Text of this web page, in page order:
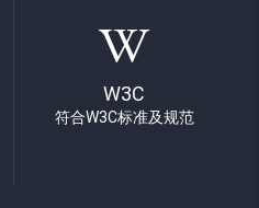
W3C
符合W3C标准及规范